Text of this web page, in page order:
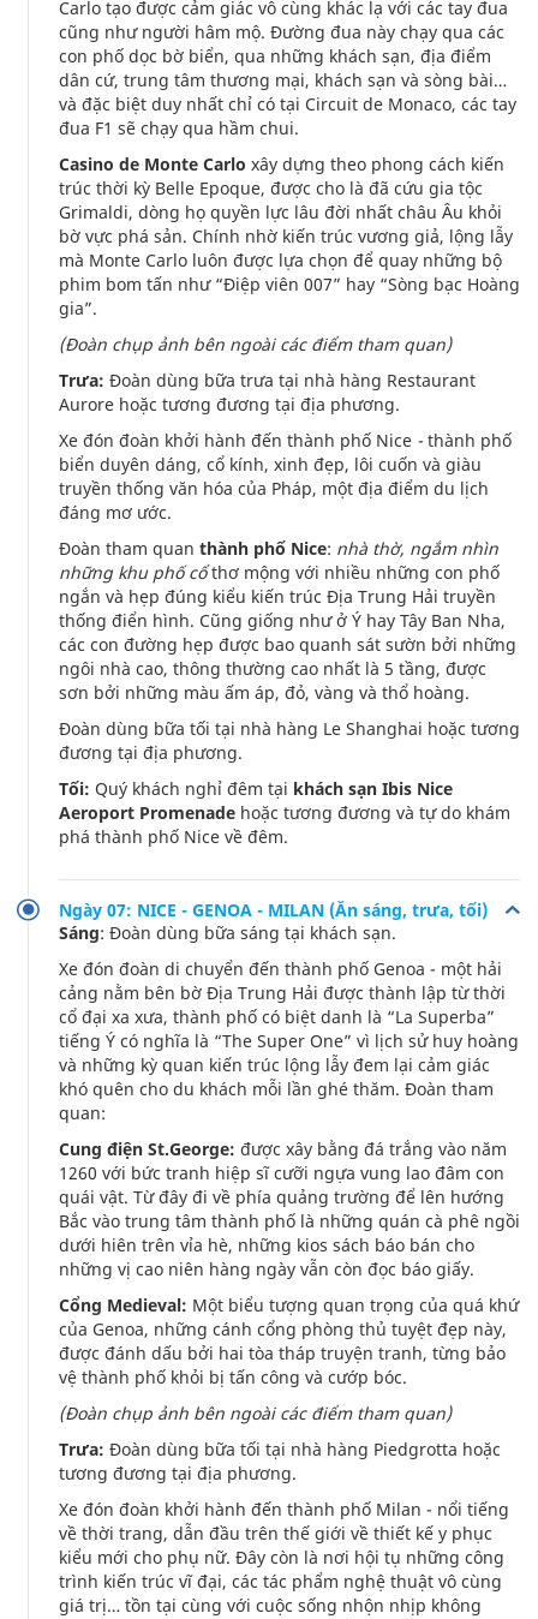
Carlo tạo được cảm giác vô cùng khác lạ với các tay đua
cũng như người hâm mộ. Đường đua này chạy qua các
con phố dọc bờ biển, qua những khách sạn, địa điểm
dân cứ, trung tâm thương mại, khách sạn và sòng bài…
và đặc biệt duy nhất chỉ có tại Circuit de Monaco, các tay
đua F1 sẽ chạy qua hầm chui.
Casino de Monte Carlo xây dựng theo phong cách kiến
trúc thời kỳ Belle Epoque, được cho là đã cứu gia tộc
Grimaldi, dòng họ quyền lực lâu đời nhất châu Âu khỏi
bờ vực phá sản. Chính nhờ kiến trúc vương giả, lộng lẫy
mà Monte Carlo luôn được lựa chọn để quay những bộ
phim bom tấn như “Điệp viên 007” hay “Sòng bạc Hoàng
gia”.
(Đoàn chụp ảnh bên ngoài các điểm tham quan)
Trưa: Đoàn dùng bữa trưa tại nhà hàng Restaurant
Aurore hoặc tương đương tại địa phương.
Xe đón đoàn khởi hành đến thành phố Nice -thành phố
biển duyên dáng, cổ kính, xinh đẹp, lôi cuốn và giàu
truyền thống văn hóa của Pháp, một địa điểm du lịch
đáng mơ ước.
Đoàn tham quan thành phố Nice: nhà thờ, ngắm nhìn
những khu phố cổthơ mộng với nhiều những con phố
ngắn và hẹp đúng kiểu kiến trúc Địa Trung Hải truyền
thống điển hình. Cũng giống như ở Ý hay Tây Ban Nha,
các con đường hẹp được bao quanh sát sườn bởi những
ngôi nhà cao, thông thường cao nhất là 5 tầng, được
sơn bởi những màu ấm áp, đỏ, vàng và thổ hoàng.
Đoàn dùng bữa tối tại nhà hàng Le Shanghai hoặc tương
đương tại địa phương.
Tối: Quý khách nghỉ đêm tại khách sạn Ibis Nice
Aeroport Promenade hoặc tương đương và tự do khám
phá thành phố Nice về đêm.
Ngày 07: NICE - GENOA - MILAN (Ăn sáng, trưa, tối)
Sáng: Đoàn dùng bữa sáng tại khách sạn.
Xe đón đoàn di chuyển đến thành phố Genoa - một hải
cảng nằm bên bờ Ðịa Trung Hải được thành lập từ thời
cổ đại xa xưa, thành phố có biệt danh là “La Superba”
tiếng Ý có nghĩa là “The Super One” vì lịch sử huy hoàng
và những kỳ quan kiến trúc lộng lẫy đem lại cảm giác
khó quên cho du khách mỗi lần ghé thăm. Đoàn tham
quan:
Cung điện St.George: được xây bằng đá trắng vào năm
1260 với bức tranh hiệp sĩ cưỡi ngựa vung lao đâm con
quái vật. Từ đây đi về phía quảng trường để lên hướng
Bắc vào trung tâm thành phố là những quán cà phê ngồi
dưới hiên trên vỉa hè, những kios sách báo bán cho
những vị cao niên hàng ngày vẫn còn đọc báo giấy.
Cổng Medieval: Một biểu tượng quan trọng của quá khứ
của Genoa, những cánh cổng phòng thủ tuyệt đẹp này,
được đánh dấu bởi hai tòa tháp truyện tranh, từng bảo
vệ thành phố khỏi bị tấn công và cướp bóc.
(Đoàn chụp ảnh bên ngoài các điểm tham quan)
Trưa: Đoàn dùng bữa tối tại nhà hàng Piedgrotta hoặc
tương đương tại địa phương.
Xe đón đoàn khởi hành đến thành phố Milan - nổi tiếng
về thời trang, dẫn đầu trên thế giới về thiết kế y phục
kiểu mới cho phụ nữ. Đây còn là nơi hội tụ những công
trình kiến trúc vĩ đại, các tác phẩm nghệ thuật vô cùng
giá trị… tồn tại cùng với cuộc sống nhộn nhịp không